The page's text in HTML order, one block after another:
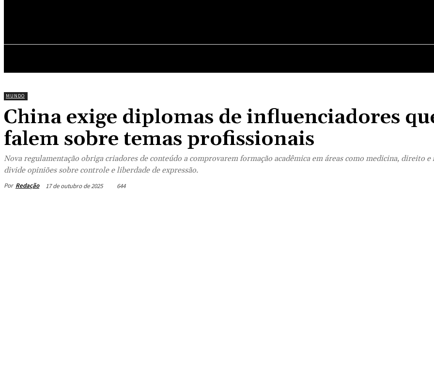
MUNDO
China exige diplomas de influenciadores
falem sobre temas profissionais
Nova regulamentação obriga criadores de conteúdo a comprovarem formação acadêmica em áreas como medicina, direito e
divide opiniões sobre controle e liberdade de expressão.
Por Redação 17 de outubro de 2025 644